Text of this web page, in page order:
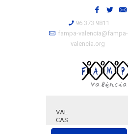
96 373 9811
fampa-valencia@fampa-
valencia.org
VAL
CAS